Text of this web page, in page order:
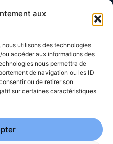
aux
utilisons des technologies
accéder aux informations des
nous permettra de
de navigation ou les ID
ou de retirer son
sur certaines caractéristiques